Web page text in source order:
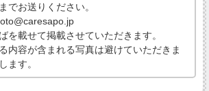
でお送りください。
を載せて掲載させていただきます。
内容が含まれる写真は避けていただきま
ます。